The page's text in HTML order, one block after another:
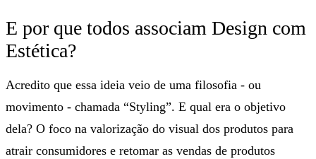
E por que todos associam Design com
Estética?
Acredito que essa ideia veio de uma filosofia - ou
movimento - chamada “Styling”. E qual era o objetivo
dela? O foco na valorização do visual dos produtos para
atrair consumidores e retomar as vendas de produtos